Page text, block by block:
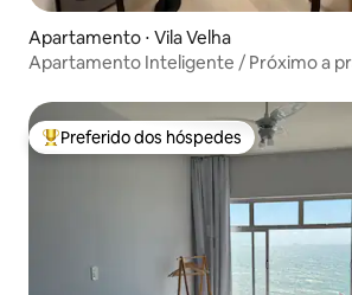
Apartamento ⋅ Vila Velha
Apartamento Inteligente / Próximo a
Entre os melhores preferidos dos
Preferido dos hóspedes